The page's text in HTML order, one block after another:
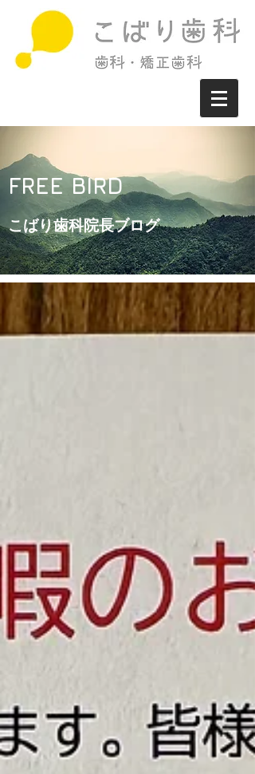
FREE BIRD
こばり歯科院長ブログ​